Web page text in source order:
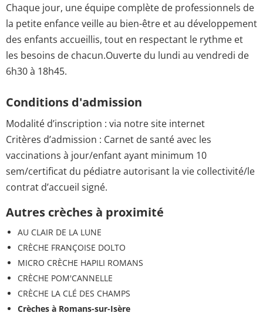
Chaque jour, une équipe complète de professionnels de
la petite enfance veille au bien-être et au développement
des enfants accueillis, tout en respectant le rythme et
les besoins de chacun.Ouverte du lundi au vendredi de
6h30 à 18h45.
Conditions d'admission
Modalité d’inscription : via notre site internet
Critères d’admission : Carnet de santé avec les
vaccinations à jour/enfant ayant minimum 10
sem/certificat du pédiatre autorisant la vie collectivité/le
contrat d’accueil signé.
Autres crèches à proximité
AU CLAIR DE LA LUNE
CRÈCHE FRANÇOISE DOLTO
MICRO CRÈCHE HAPILI ROMANS
CRÈCHE POM'CANNELLE
CRÈCHE LA CLÉ DES CHAMPS
Crèches à Romans-sur-Isère